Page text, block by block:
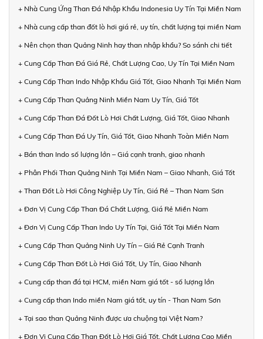
+ Nhà Cung Ứng Than Đá Nhập Khẩu Indonesia Uy Tín Tại Miền Nam
+ Nhà cung cấp than đốt lò hơi giá rẻ, uy tín, chất lượng tại miền Nam
+ Nên chọn than Quảng Ninh hay than nhập khẩu? So sánh chi tiết
+ Cung Cấp Than Đá Giá Rẻ, Chất Lượng Cao, Uy Tín Tại Miền Nam
+ Cung Cấp Than Indo Nhập Khẩu Giá Tốt, Giao Nhanh Tại Miền Nam
+ Cung Cấp Than Quảng Ninh Miền Nam Uy Tín, Giá Tốt
+ Cung Cấp Than Đá Đốt Lò Hơi Chất Lượng, Giá Tốt, Giao Nhanh
+ Cung Cấp Than Đá Uy Tín, Giá Tốt, Giao Nhanh Toàn Miền Nam
+ Bán than Indo số lượng lớn – Giá cạnh tranh, giao nhanh
+ Phân Phối Than Quảng Ninh Tại Miền Nam – Giao Nhanh, Giá Tốt
+ Than Đốt Lò Hơi Công Nghiệp Uy Tín, Giá Rẻ – Than Nam Sơn
+ Đơn Vị Cung Cấp Than Đá Chất Lượng, Giá Rẻ Miền Nam
+ Đơn Vị Cung Cấp Than Indo Uy Tín Tại, Giá Tốt Tại Miền Nam
+ Cung Cấp Than Quảng Ninh Uy Tín – Giá Rẻ Cạnh Tranh
+ Cung Cấp Than Đốt Lò Hơi Giá Tốt, Uy Tín, Giao Nhanh
+ Cung cấp than đá tại HCM, miền Nam giá tốt - số lượng lớn
+ Cung cấp than Indo miền Nam giá tốt, uy tín - Than Nam Sơn
+ Tại sao than Quảng Ninh được ưa chuộng tại Việt Nam?
+ Đơn Vị Cung Cấp Than Đốt Lò Hơi Giá Tốt, Chất Lượng Cao Miền